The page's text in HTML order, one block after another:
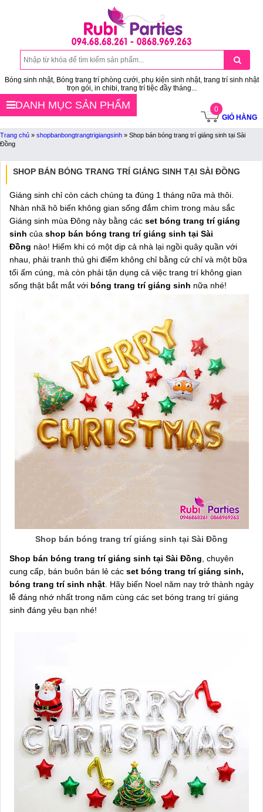
Bóng sinh nhật, Bóng trang trí phòng cưới, phụ kiện sinh nhật, trang trí sinh nhật
trọn gói, in chibi, trang trí tiệc đầy tháng...
0
GIỎ HÀNG
DANH MỤC SẢN PHẨM
Trang chủ » shopbanbongtrangtrigiangsinh » Shop bán bóng trang trí giáng sinh tại Sài
Đồng
SHOP BÁN BÓNG TRANG TRÍ GIÁNG SINH TẠI SÀI ĐỒNG
Giáng sinh chỉ còn cách chúng ta đúng 1 tháng nữa mà thôi.
Nhàn nhã hô biến không gian sống đắm chìm trong màu sắc
Giáng sinh mùa Đông này bằng các set bóng trang trí giáng
sinh của shop bán bóng trang trí giáng sinh tại Sài
Đồng nào! Hiếm khi có một dịp cả nhà lại ngồi quây quần với
nhau, phải tranh thủ ghi điểm không chỉ bằng cử chỉ và một bữa
tối ấm cúng, mà còn phải tận dụng cả việc trang trí không gian
sống thật bắt mắt với bóng trang trí giáng sinh nữa nhé!
Shop bán bóng trang trí giáng sinh tại Sài Đồng
Shop bán bóng trang trí giáng sinh tại Sài Đồng , chuyên
cung cấp, bán buôn bán lẻ các set bóng trang trí giáng sinh,
bóng trang trí sinh nhật . Hãy biến Noel năm nay trở thành ngày
lễ đáng nhớ nhất trong năm cùng các set bóng trang trí giáng
sinh đáng yêu bạn nhé!